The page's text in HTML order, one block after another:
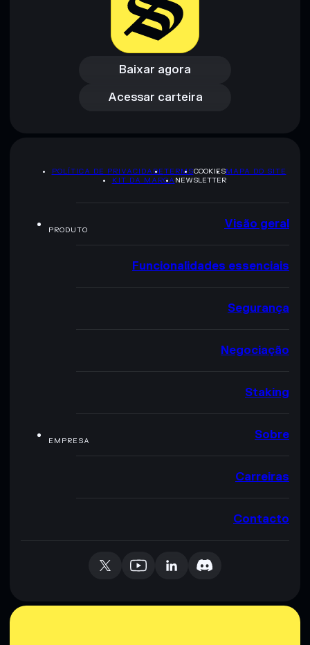
Aviso legal: Esta informação é apenas para fins educativos e
não constitui aconselhamento financeiro. Faz sempre a tua
pesquisa. Dados fornecidos pelo rugcheck.xyz.
Baixar agora
Baixar agora
Acessar carteira
Acessar carteira
POLÍTICA DE PRIVACIDADETERMSCOOKIESMAPA DO SITE
KIT DA MARCA NEWSLETTER
PRODUTO Visão geral
Funcionalidades essenciais
Segurança
Negociação
Staking
EMPRESA Sobre
Carreiras
Contacto